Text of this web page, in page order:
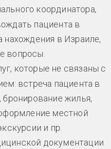
координатора,
пациента в
нахождения в Израиле,
вопросы.
которые не связаны с
встреча пациента в
бронирование жилья,
местной
и пр.
документации